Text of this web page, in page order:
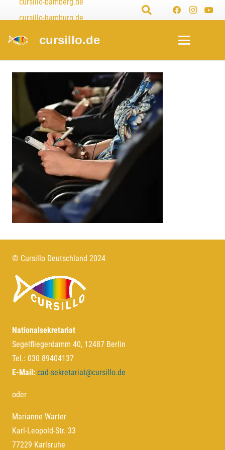
cursillo-hamburg.de
cursillo-münchen.de
cursillo.de
© Cursillo Deutschland 2024
Nationalsekretariat
Segelfliegerdamm 40, 12487 Berlin
Tel.: 030 89404137
E-Mail: cad-sekretariat@cursillo.de
oder
Marianne Warter
Karl-Leopold-Str. 33
77229 Karlsruhe